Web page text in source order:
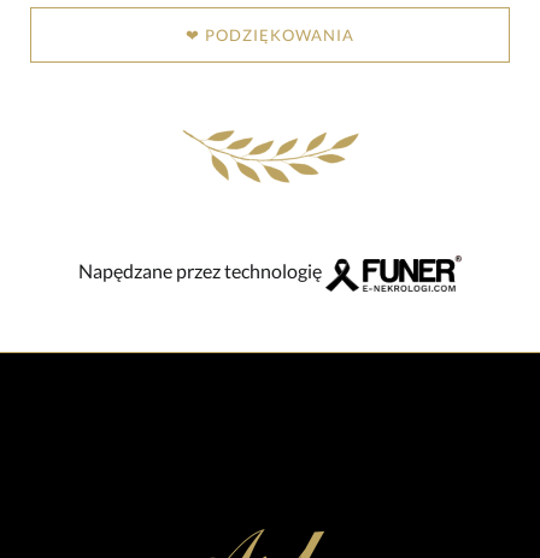
❤ PODZIĘKOWANIA
Napędzane przez technologię